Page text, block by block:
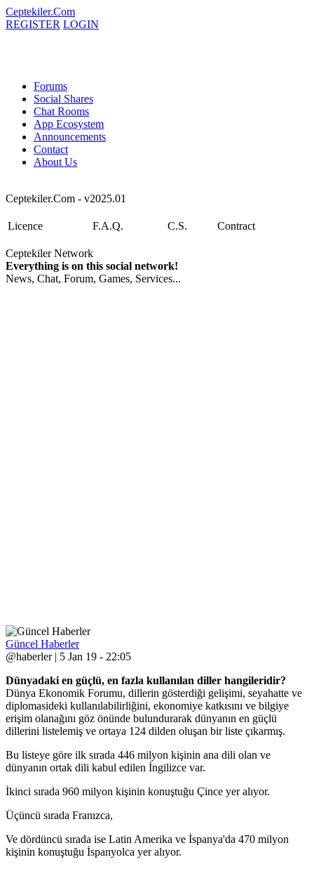
Ceptekiler.Com
REGISTER LOGIN
Forums
Social Shares
Chat Rooms
App Ecosystem
Announcements
Contact
About Us
Ceptekiler.Com - v2025.01
Licence F.A.Q. C.S. Contract
Ceptekiler Network
Everything is on this social network!
News, Chat, Forum, Games, Services...
Güncel Haberler
@haberler | 5 Jan 19 - 22:05
Dünyadaki en güçlü, en fazla kullanılan diller hangileridir?
Dünya Ekonomik Forumu, dillerin gösterdiği gelişimi, seyahatte ve
diplomasideki kullanılabilirliğini, ekonomiye katkısını ve bilgiye
erişim olanağını göz önünde bulundurarak dünyanın en güçlü
dillerini listelemiş ve ortaya 124 dilden oluşan bir liste çıkarmış.
Bu listeye göre ilk sırada 446 milyon kişinin ana dili olan ve
dünyanın ortak dili kabul edilen İngilizce var.
İkinci sırada 960 milyon kişinin konuştuğu Çince yer alıyor.
Üçüncü sırada Franızca,
Ve dördüncü sırada ise Latin Amerika ve İspanya'da 470 milyon
kişinin konuştuğu İspanyolca yer alıyor.